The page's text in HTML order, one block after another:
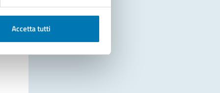
Accetta tutti